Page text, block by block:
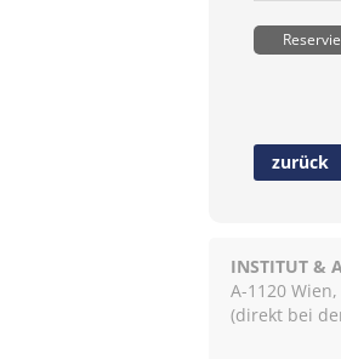
zurück
INSTITUT &
A-1120
(direkt bei